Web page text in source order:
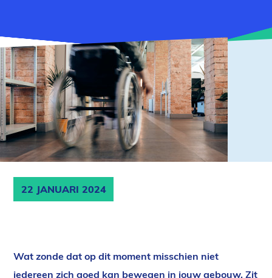
22 JANUARI 2024
Wat zonde dat op dit moment misschien niet
iedereen zich goed kan bewegen in jouw gebouw. Zit